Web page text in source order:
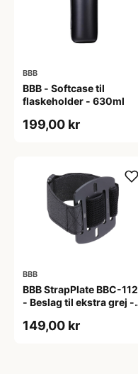
BBB
BBB - Softcase til
flaskeholder - 630ml
199,00 kr
BBB
BBB StrapPlate BBC-112
- Beslag til ekstra grej -
149,00 kr